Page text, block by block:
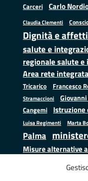
Carceri Carlo
Claudia Clementi
Dignità e
salute e
regionale salute
Area rete
Tricarico
Francesco
Stramaccioni
Cangemi
Istruzione
Luisa Regimenti Marta
Palma
Misure alternative
Samuele